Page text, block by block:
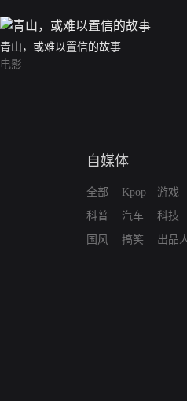
青山，或难以置信的故事
电影
自媒体
全部
科普
国风
Kpop
汽车
搞笑
游戏
科技
出品